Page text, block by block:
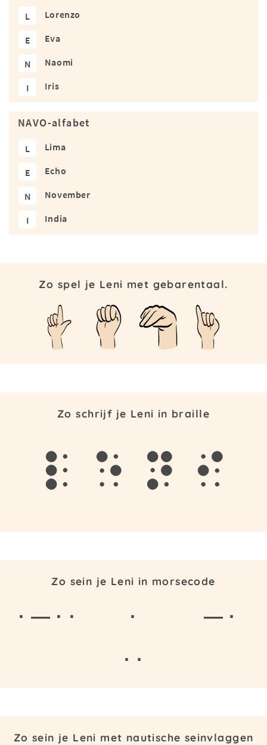
L Lorenzo
E Eva
N Naomi
I Iris
NAVO-alfabet
L Lima
E Echo
N November
I India
Zo spel je Leni met gebarentaal.
Zo schrijf je Leni in braille
l e n i
Zo sein je Leni in morsecode
· — · · ·
— ·
· ·
Zo sein je Leni met nautische seinvlaggen